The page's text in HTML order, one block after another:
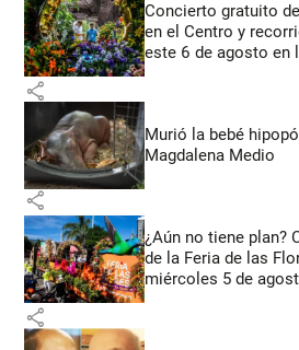
Concierto gratuito
en el Centro y
este 6 de agosto en
share
Murió la bebé
Magdalena Medio
share
¿Aún no tiene plan?
de la Feria de las
miércoles 5 de
share